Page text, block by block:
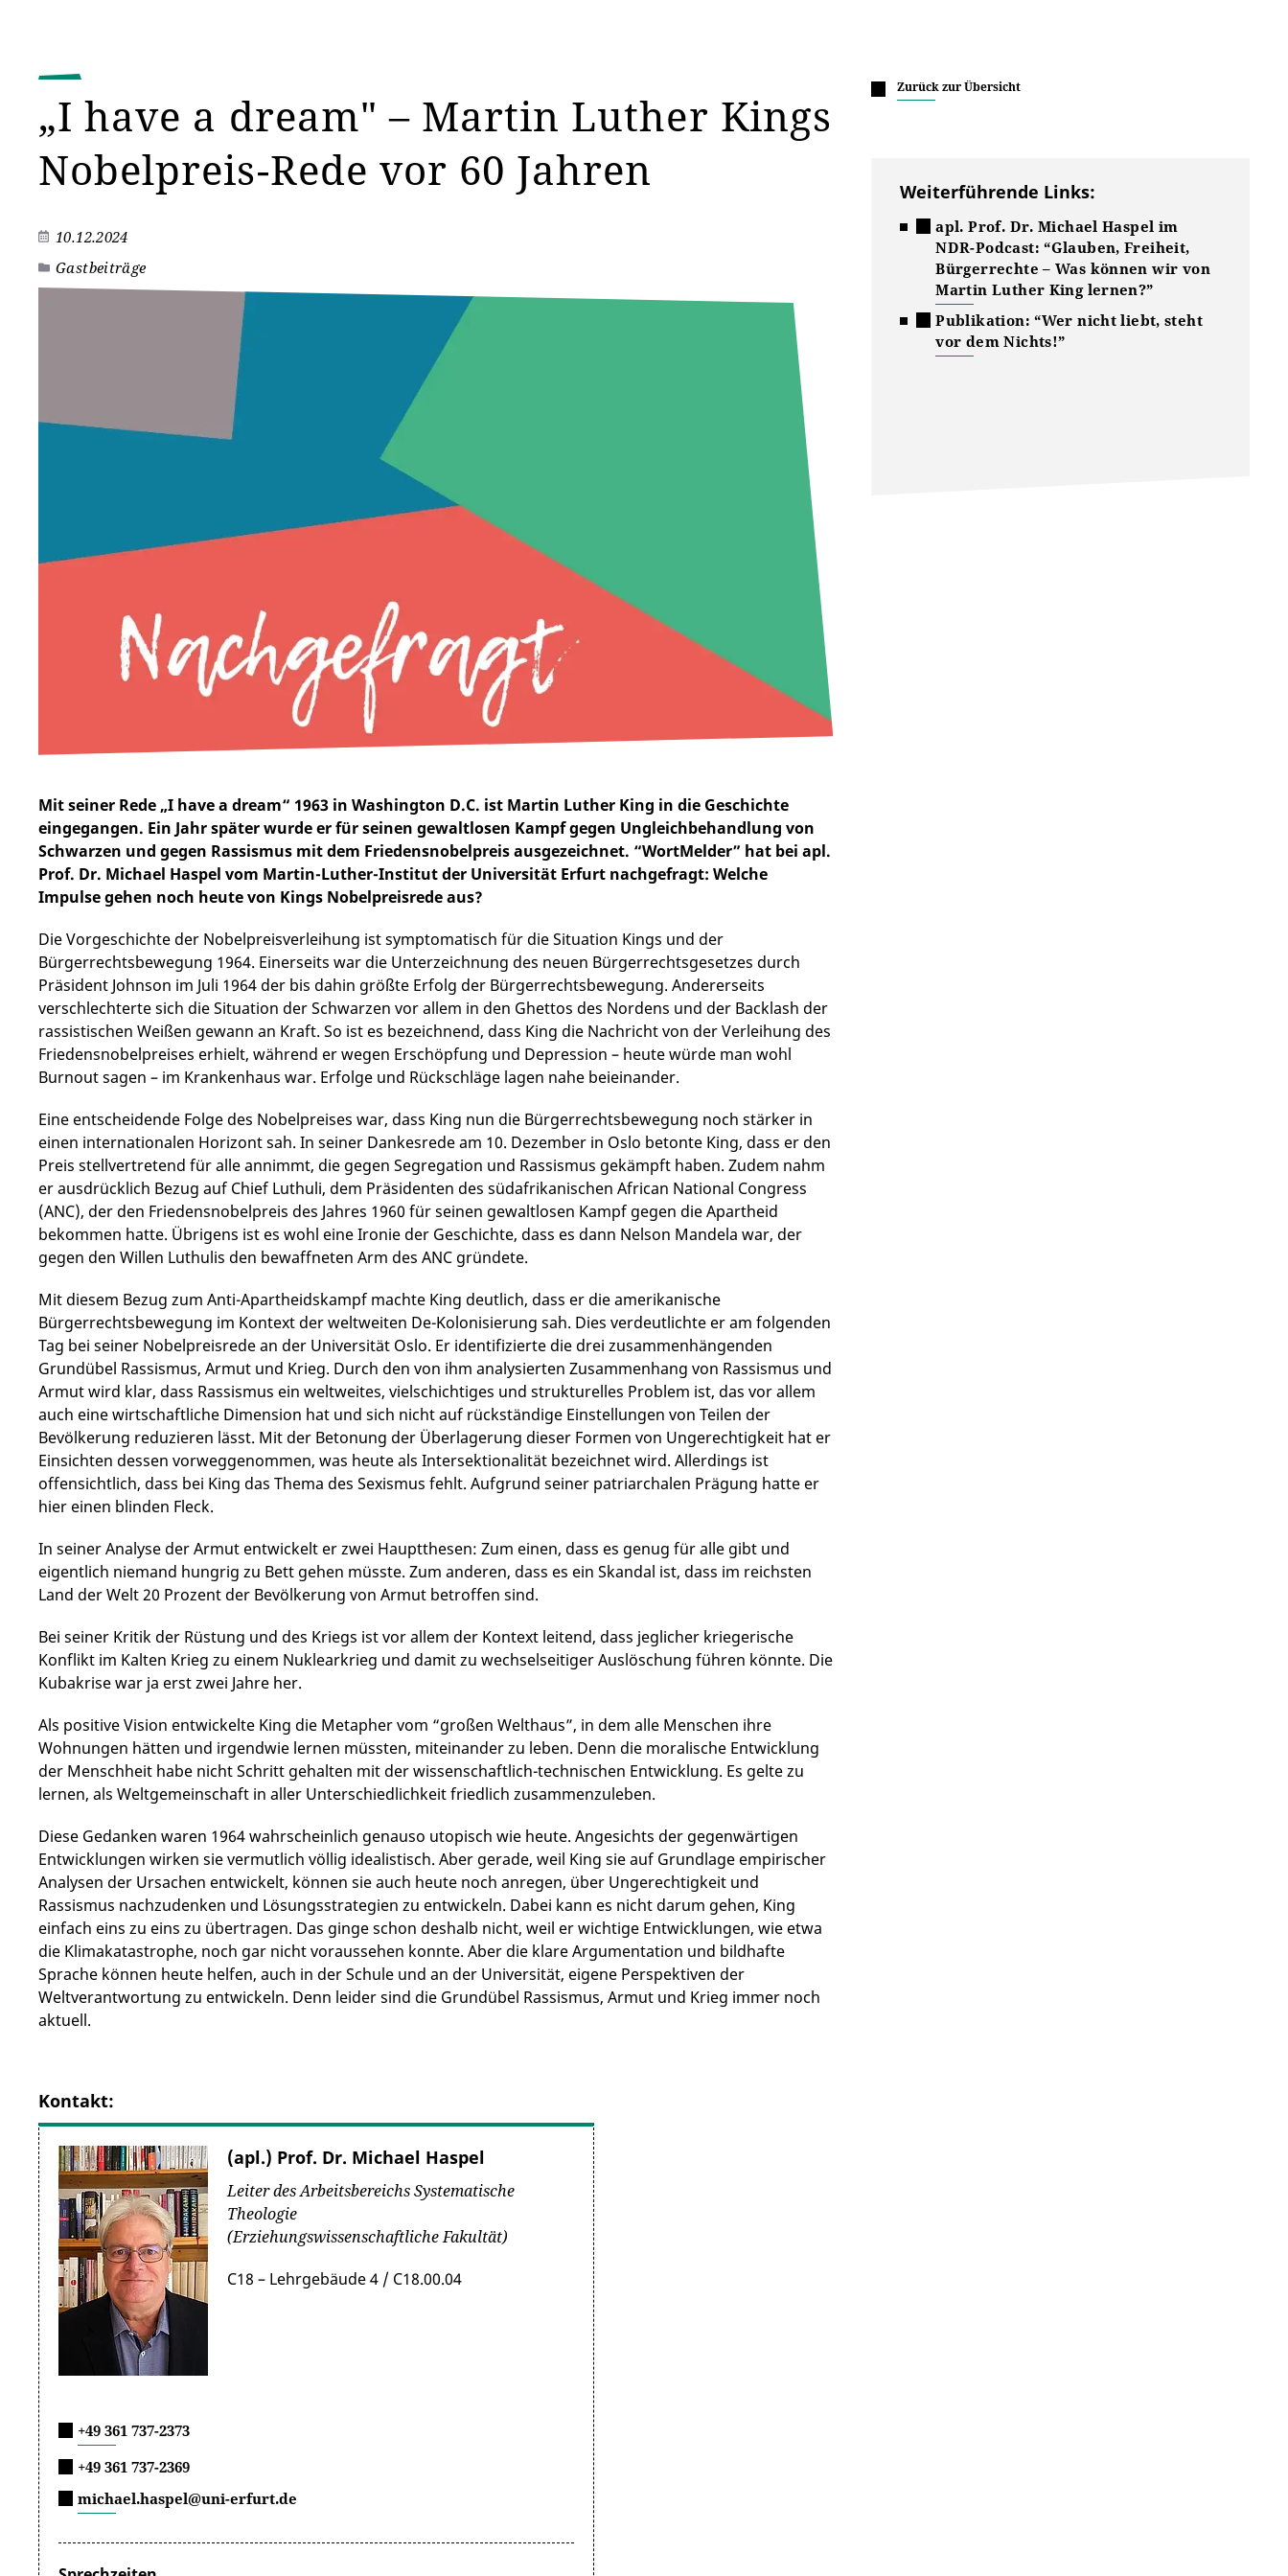
„I have a dream" – Martin Luther Kings
Nobelpreis-Rede vor 60 Jahren
10.12.2024
Gastbeiträge
Mit seiner Rede „I have a dream“ 1963 in Washington D.C. ist Martin Luther King in die Geschichte
eingegangen. Ein Jahr später wurde er für seinen gewaltlosen Kampf gegen Ungleichbehandlung von
Schwarzen und gegen Rassismus mit dem Friedensnobelpreis ausgezeichnet. “WortMelder” hat bei apl.
Prof. Dr. Michael Haspel vom Martin-Luther-Institut der Universität Erfurt nachgefragt: Welche
Impulse gehen noch heute von Kings Nobelpreisrede aus?
Die Vorgeschichte der Nobelpreisverleihung ist symptomatisch für die Situation Kings und der
Bürgerrechtsbewegung 1964. Einerseits war die Unterzeichnung des neuen Bürgerrechtsgesetzes durch
Präsident Johnson im Juli 1964 der bis dahin größte Erfolg der Bürgerrechtsbewegung. Andererseits
verschlechterte sich die Situation der Schwarzen vor allem in den Ghettos des Nordens und der Backlash der
rassistischen Weißen gewann an Kraft. So ist es bezeichnend, dass King die Nachricht von der Verleihung des
Friedensnobelpreises erhielt, während er wegen Erschöpfung und Depression – heute würde man wohl
Burnout sagen – im Krankenhaus war. Erfolge und Rückschläge lagen nahe beieinander.
Eine entscheidende Folge des Nobelpreises war, dass King nun die Bürgerrechtsbewegung noch stärker in
einen internationalen Horizont sah. In seiner Dankesrede am 10. Dezember in Oslo betonte King, dass er den
Preis stellvertretend für alle annimmt, die gegen Segregation und Rassismus gekämpft haben. Zudem nahm
er ausdrücklich Bezug auf Chief Luthuli, dem Präsidenten des südafrikanischen African National Congress
(ANC), der den Friedensnobelpreis des Jahres 1960 für seinen gewaltlosen Kampf gegen die Apartheid
bekommen hatte. Übrigens ist es wohl eine Ironie der Geschichte, dass es dann Nelson Mandela war, der
gegen den Willen Luthulis den bewaffneten Arm des ANC gründete.
Mit diesem Bezug zum Anti-Apartheidskampf machte King deutlich, dass er die amerikanische
Bürgerrechtsbewegung im Kontext der weltweiten De-Kolonisierung sah. Dies verdeutlichte er am folgenden
Tag bei seiner Nobelpreisrede an der Universität Oslo. Er identifizierte die drei zusammenhängenden
Grundübel Rassismus, Armut und Krieg. Durch den von ihm analysierten Zusammenhang von Rassismus und
Armut wird klar, dass Rassismus ein weltweites, vielschichtiges und strukturelles Problem ist, das vor allem
auch eine wirtschaftliche Dimension hat und sich nicht auf rückständige Einstellungen von Teilen der
Bevölkerung reduzieren lässt. Mit der Betonung der Überlagerung dieser Formen von Ungerechtigkeit hat er
Einsichten dessen vorweggenommen, was heute als Intersektionalität bezeichnet wird. Allerdings ist
offensichtlich, dass bei King das Thema des Sexismus fehlt. Aufgrund seiner patriarchalen Prägung hatte er
hier einen blinden Fleck.
In seiner Analyse der Armut entwickelt er zwei Hauptthesen: Zum einen, dass es genug für alle gibt und
eigentlich niemand hungrig zu Bett gehen müsste. Zum anderen, dass es ein Skandal ist, dass im reichsten
Land der Welt 20 Prozent der Bevölkerung von Armut betroffen sind.
Bei seiner Kritik der Rüstung und des Kriegs ist vor allem der Kontext leitend, dass jeglicher kriegerische
Konflikt im Kalten Krieg zu einem Nuklearkrieg und damit zu wechselseitiger Auslöschung führen könnte. Die
Kubakrise war ja erst zwei Jahre her.
Als positive Vision entwickelte King die Metapher vom “großen Welthaus”, in dem alle Menschen ihre
Wohnungen hätten und irgendwie lernen müssten, miteinander zu leben. Denn die moralische Entwicklung
der Menschheit habe nicht Schritt gehalten mit der wissenschaftlich-technischen Entwicklung. Es gelte zu
lernen, als Weltgemeinschaft in aller Unterschiedlichkeit friedlich zusammenzuleben.
Diese Gedanken waren 1964 wahrscheinlich genauso utopisch wie heute. Angesichts der gegenwärtigen
Entwicklungen wirken sie vermutlich völlig idealistisch. Aber gerade, weil King sie auf Grundlage empirischer
Analysen der Ursachen entwickelt, können sie auch heute noch anregen, über Ungerechtigkeit und
Rassismus nachzudenken und Lösungsstrategien zu entwickeln. Dabei kann es nicht darum gehen, King
einfach eins zu eins zu übertragen. Das ginge schon deshalb nicht, weil er wichtige Entwicklungen, wie etwa
die Klimakatastrophe, noch gar nicht voraussehen konnte. Aber die klare Argumentation und bildhafte
Sprache können heute helfen, auch in der Schule und an der Universität, eigene Perspektiven der
Weltverantwortung zu entwickeln. Denn leider sind die Grundübel Rassismus, Armut und Krieg immer noch
aktuell.
Kontakt:
(apl.) Prof. Dr. Michael Haspel
Leiter des Arbeitsbereichs Systematische
Theologie
(Erziehungswissenschaftliche Fakultät)
C18 – Lehrgebäude 4 / C18.00.04
+49 361 737-2373
+49 361 737-2369
michael.haspel@uni-erfurt.de
Zurück zur Übersicht
Weiterführende Links:
apl. Prof. Dr. Michael Haspel im
NDR-Podcast: “Glauben, Freiheit,
Bürgerrechte– Was können wir von
Martin Luther King lernen?”
Publikation: “Wer nicht liebt, steht
vor dem Nichts!”